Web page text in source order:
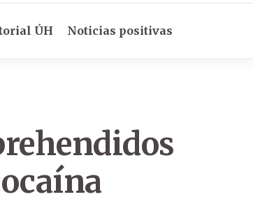
ÚH Noticias positivas